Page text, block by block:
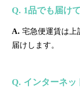
1品でも届け
宅急便運賃は上
届けします。
インターネッ